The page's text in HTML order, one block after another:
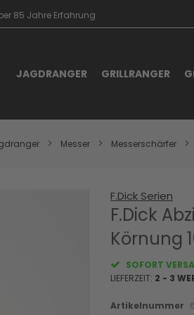
85 Jahre Erfahrung
JAGDRANGER GRILLRANGER
Messer Messerschärfer
F.Dick Serien
F.Dick
Körnung
SOFORT
LIEFERZEIT: 2 - 3
Artikelnummer
beginning
images